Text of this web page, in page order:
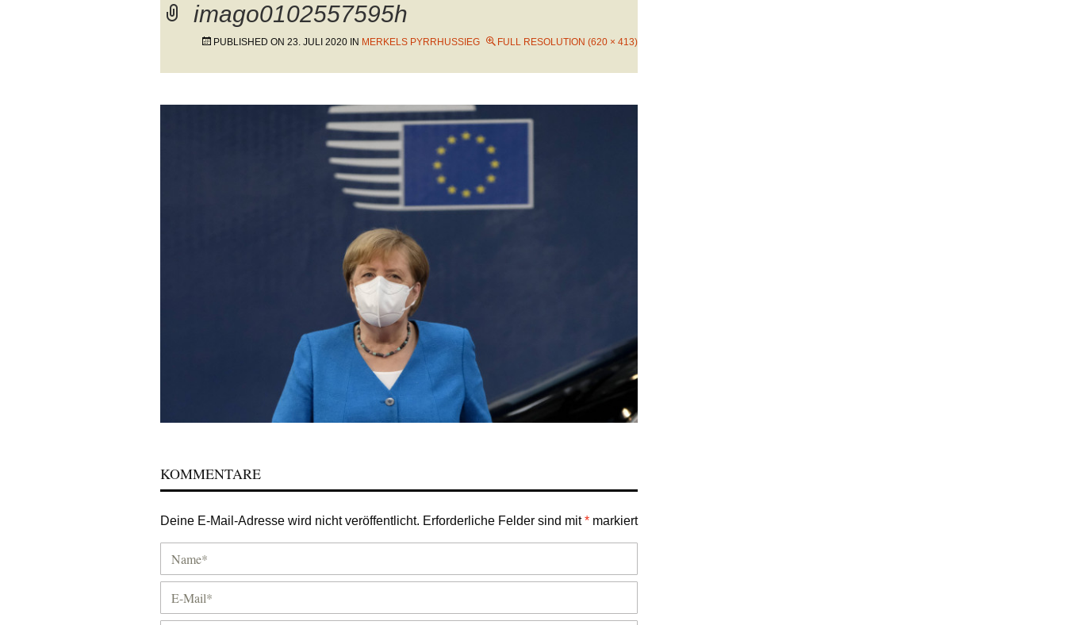
imago0102557595h
PUBLISHED ON 23. JULI 2020 IN MERKELS PYRRHUSSIEG FULL RESOLUTION (620 × 413)
KOMMENTARE
Deine E-Mail-Adresse wird nicht veröffentlicht. Erforderliche Felder sind mit* markiert